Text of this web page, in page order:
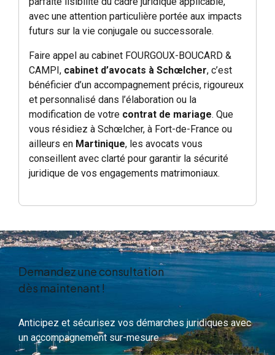
avec une attention particulière portée aux impacts
futurs sur la vie conjugale ou successorale.
Faire appel au cabinet FOURGOUX-BOUCARD &
CAMPI, cabinet d’avocats à Schœlcher, c’est
bénéficier d’un accompagnement précis, rigoureux
et personnalisé dans l’élaboration ou la
modification de votre contrat de mariage. Que
vous résidiez à Schœlcher, à Fort-de-France ou
ailleurs en Martinique, les avocats vous
conseillent avec clarté pour garantir la sécurité
juridique de vos engagements matrimoniaux.
Demandez une consultation
dès maintenant !
Anticipez et sécurisez vos démarches juridiques avec
un accompagnement sur-mesure.